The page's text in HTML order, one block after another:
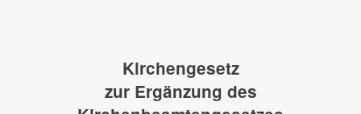
Kirchengesetz
zur Ergänzung des